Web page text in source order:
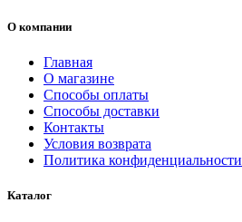
О компании
Главная
О магазине
Способы оплаты
Способы доставки
Контакты
Условия возврата
Политика конфиденциальности
Каталог